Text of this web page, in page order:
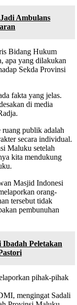
Ambulans
Bidang Hukum
apa yang dilakukan
Sekda Provinsi
fakta yang jelas.
di media
publik adalah
secara individual.
Maluku setelah
kita mendukung
Masjid Indonesi
orang-
tersebut tidak
pembunuhan
Peletakan
pihak-pihak
mengingat Sadali